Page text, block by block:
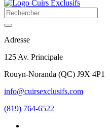
Adresse
125 Av. Principale
Rouyn-Noranda (QC) J9X 4P1
info@cuirsexclusifs.com
(819) 764-6522